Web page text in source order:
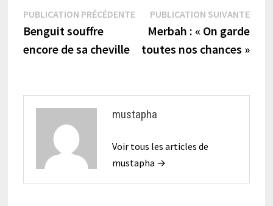
Navigation
de
PUBLICATION PRÉCÉDENTEPublication
précédente :
Benguit souffre
encore de sa cheville
PUBLICATION SUIVANTE
Merbah : « On garde
toutes nos chances »
mustapha
Voir tous les articles de
mustapha →